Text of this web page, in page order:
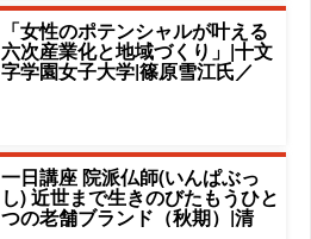
「女性のポテンシャルが叶える
六次産業化と地域づくり」|十文
字学園女子大学|篠原雪江氏／
一日講座 院派仏師(いんぱぶっ
し) 近世まで生きのびたもうひと
つの老舗ブランド（秋期）|清